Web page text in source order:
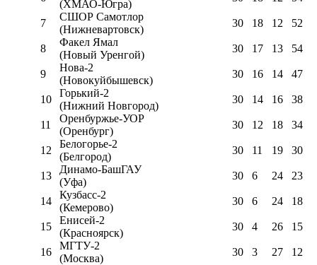
(ХМАО-Югра)
7
СШОР Самотлор
(Нижневартовск)
30 18 12 52
8
Факел Ямал
(Новый Уренгой)
30 17 13 54
9
Нова-2
(Новокуйбышевск)
30 16 14 47
10
Горький-2
(Нижний Новгород)
30 14 16 38
11
Оренбуржье-УОР
(Оренбург)
30 12 18 34
12
Белогорье-2
(Белгород)
30 11 19 30
13
Динамо-БашГАУ
(Уфа)
30 6 24 23
14
Кузбасс-2
(Кемерово)
30 6 24 18
15
Енисей-2
(Красноярск)
30 4 26 15
16
МГТУ-2
(Москва)
30 3 27 12